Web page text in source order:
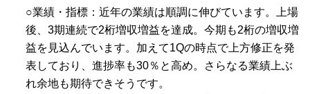
○業績・指標：近年の業績は順調に伸びています。上場
後、3期連続で2桁増収増益を達成。今期も2桁の増収増
益を見込んでいます。加えて1Qの時点で上方修正を発
表しており、進捗率も30％と高め。さらなる業績上ぶ
れ余地も期待できそうです。